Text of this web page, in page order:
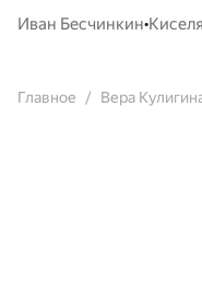
Иван Бесчинкин•Киселя
Главное Вера